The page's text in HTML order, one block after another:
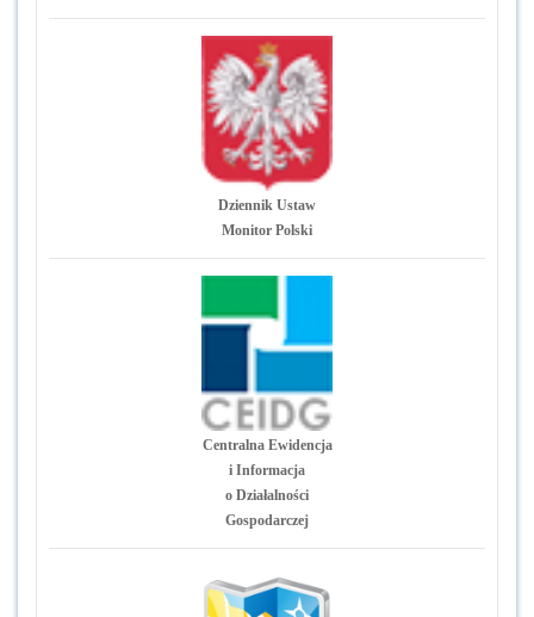
Dziennik Ustaw
Monitor Polski
Centralna Ewidencja
i Informacja
o Działalności
Gospodarczej